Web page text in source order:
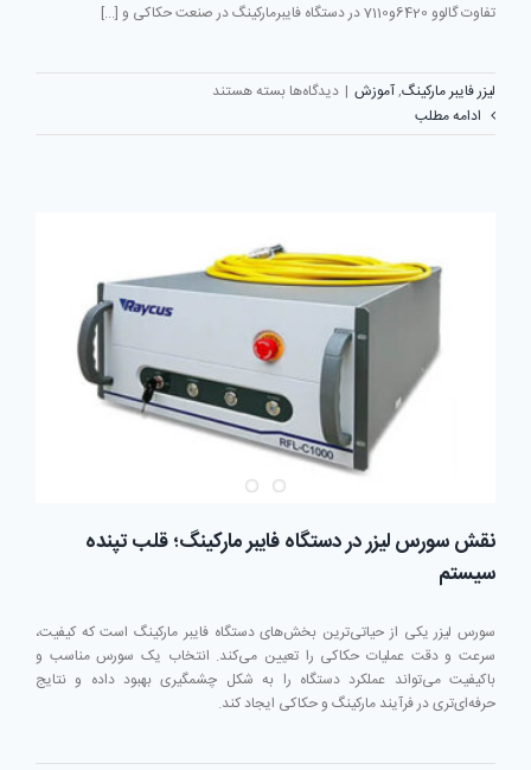
تفاوت گالوو 6420و7110 در دستگاه فایبرمارکینگ در صنعت حکاکی و [...]
لیزر فایبر مارکینگ,آموزش | دیدگاه‌ها برای
گالوو
بسته هستند
ادامه مطلب
نقش سورس لیزر در دستگاه فایبر مارکینگ؛ قلب تپنده
سیستم
سورس لیزر یکی از حیاتی‌ترین بخش‌های دستگاه فایبر مارکینگ است که کیفیت،
سرعت و دقت عملیات حکاکی را تعیین می‌کند. انتخاب یک سورس مناسب و
باکیفیت می‌تواند عملکرد دستگاه را به شکل چشمگیری بهبود داده و نتایج
حرفه‌ای‌تری در فرآیند مارکینگ و حکاکی ایجاد کند.